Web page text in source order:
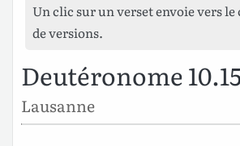
Un clic sur un verset envoie vers
de versions.
Deutéronome
Lausanne